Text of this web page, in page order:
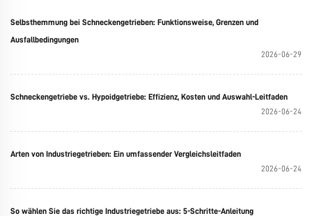
Selbsthemmung bei Schneckengetrieben: Funktionsweise, Grenzen und
Ausfallbedingungen
2026-06-29
Schneckengetriebe vs. Hypoidgetriebe: Effizienz, Kosten und Auswahl-Leitfaden
2026-06-24
Arten von Industriegetrieben: Ein umfassender Vergleichsleitfaden
2026-06-24
So wählen Sie das richtige Industriegetriebe aus: 5-Schritte-Anleitung